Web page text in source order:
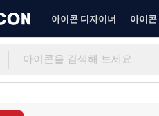
아이콘 디자이너 아이콘